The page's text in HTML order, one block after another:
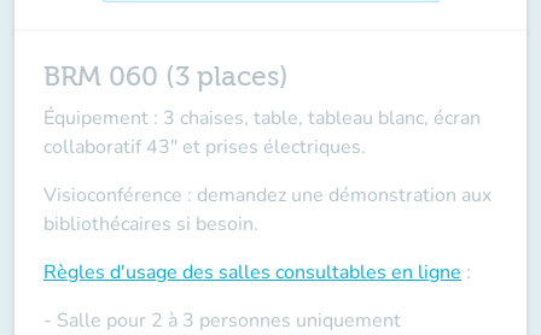
BRM 060 (3 places)
Équipement : 3 chaises, table, tableau blanc, écran
collaboratif 43" et prises électriques.
Visioconférence : demandez une démonstration aux
bibliothécaires si besoin.
Règles d'usage des salles consultables en ligne :
- Salle pour 2 à 3 personnes uniquement